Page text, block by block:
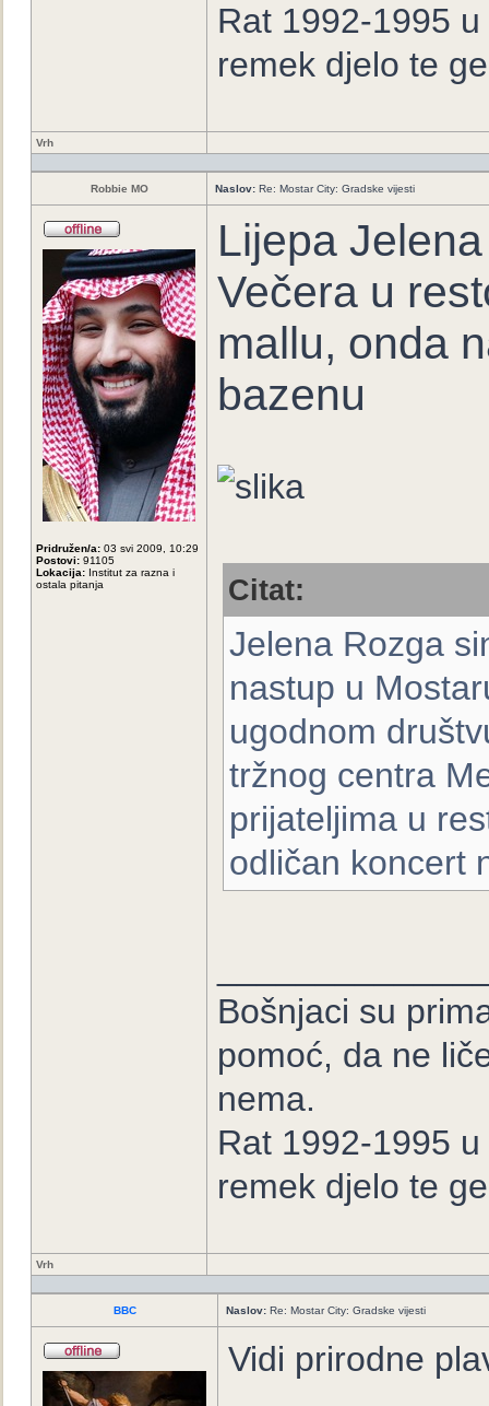
Rat 1992-1995
remek djelo te
Vrh
Robbie MO Naslov: Re: Mostar City: Gradske vijesti
Pridružen/a: 03 svi 2009, 10:29
Postovi: 91105
Lokacija: Institut za razna i
ostala pitanja
Lijepa
Večera u
mallu, onda
bazenu
Citat:
Jelena Rozga
nastup u
ugodnom
tržnog centra
prijateljima u
odličan koncert
Bošnjaci su
pomoć, da ne
nema.
Rat 1992-1995
remek djelo te
Vrh
BBC Naslov: Re: Mostar City: Gradske vijesti
Vidi prirodne